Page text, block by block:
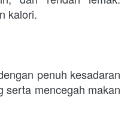
kalori.
penuh kesadaran
serta mencegah makan